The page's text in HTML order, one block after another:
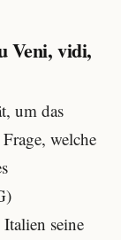
Veni, vidi,
um das
welche
seine